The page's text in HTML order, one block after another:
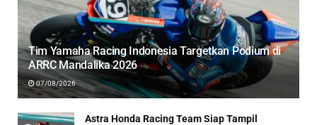
Tim Yamaha Racing Indonesia Targetkan Podium di
ARRC Mandalika 2026
07/08/2026
Astra Honda Racing Team Siap Tampil